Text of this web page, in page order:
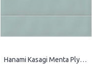
Hanami Kasagi Menta Plytelės